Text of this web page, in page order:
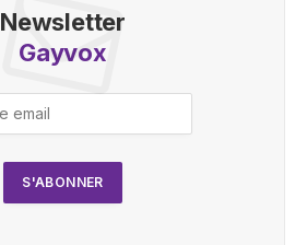
Newsletter
Gayvox